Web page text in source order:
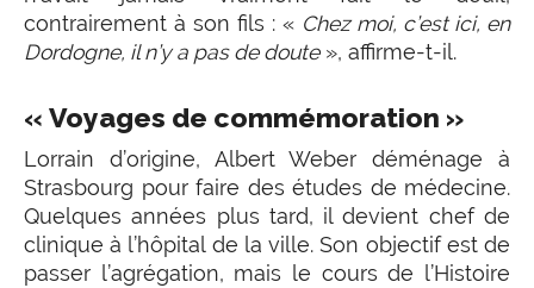
contrairement à son fils : « Chez moi, c’est ici, en
Dordogne, il n’y a pas de doute», affirme-t-il.
« Voyages de commémoration »
Lorrain d’origine, Albert Weber déménage à
Strasbourg pour faire des études de médecine.
Quelques années plus tard, il devient chef de
clinique à l’hôpital de la ville. Son objectif est de
passer l’agrégation, mais le cours de l’Histoire